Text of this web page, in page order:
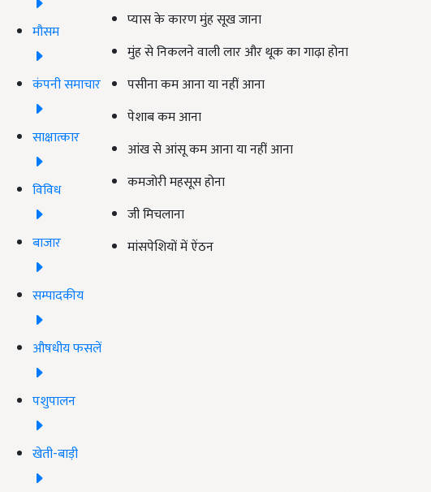
मौसम
कंपनी समाचार
साक्षात्कार
विविध
बाजार
सम्पादकीय
औषधीय फसलें
पशुपालन
खेती-बाड़ी
प्यास के कारण मुंह सूख जाना
मुंह से निकलने वाली लार और थूक का गाढ़ा होना
पसीना कम आना या नहीं आना
पेशाब कम आना
आंख से आंसू कम आना या नहीं आना
कमजोरी महसूस होना
जी मिचलाना
मांसपेशियों में ऐंठन